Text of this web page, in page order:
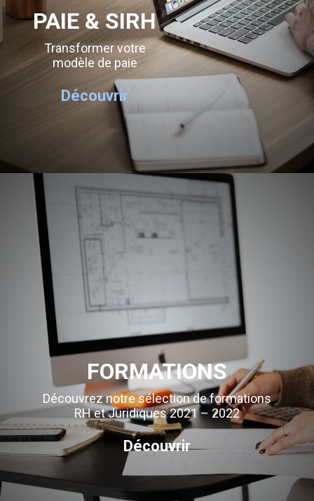
PAIE & SIRH
Transformer votre
modèle de paie
Découvrir
FORMATIONS
Découvrez notre sélection de formations
RH et Juridiques 2021 – 2022
Découvrir